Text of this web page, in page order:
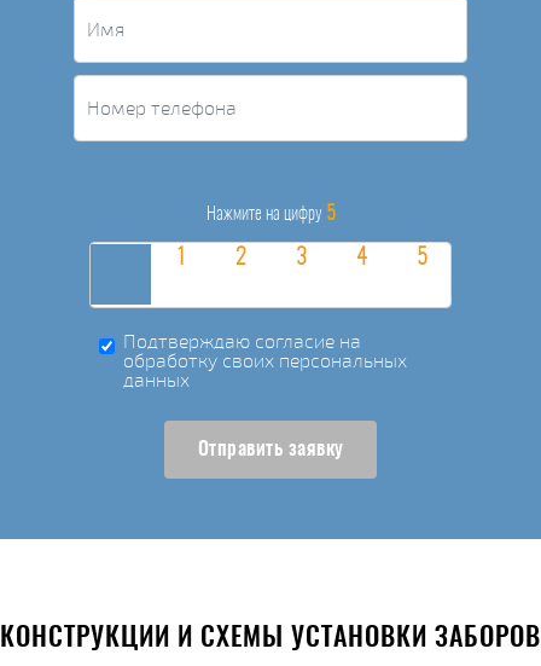
Нажмите на цифру 5
Подтверждаю согласие на
обработку своих персональных
данных
Отправить заявку
КОНСТРУКЦИИ И СХЕМЫ УСТАНОВКИ ЗАБОРОВ